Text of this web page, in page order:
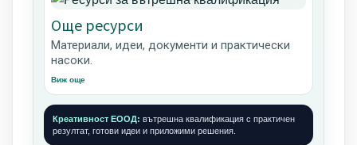
Още ресурси
Материали, идеи, документи и практически
насоки.
Виж още
Креативност ЕООД: вътрешна квалификация с практичен
резултат, готови идеи и приложими решения.